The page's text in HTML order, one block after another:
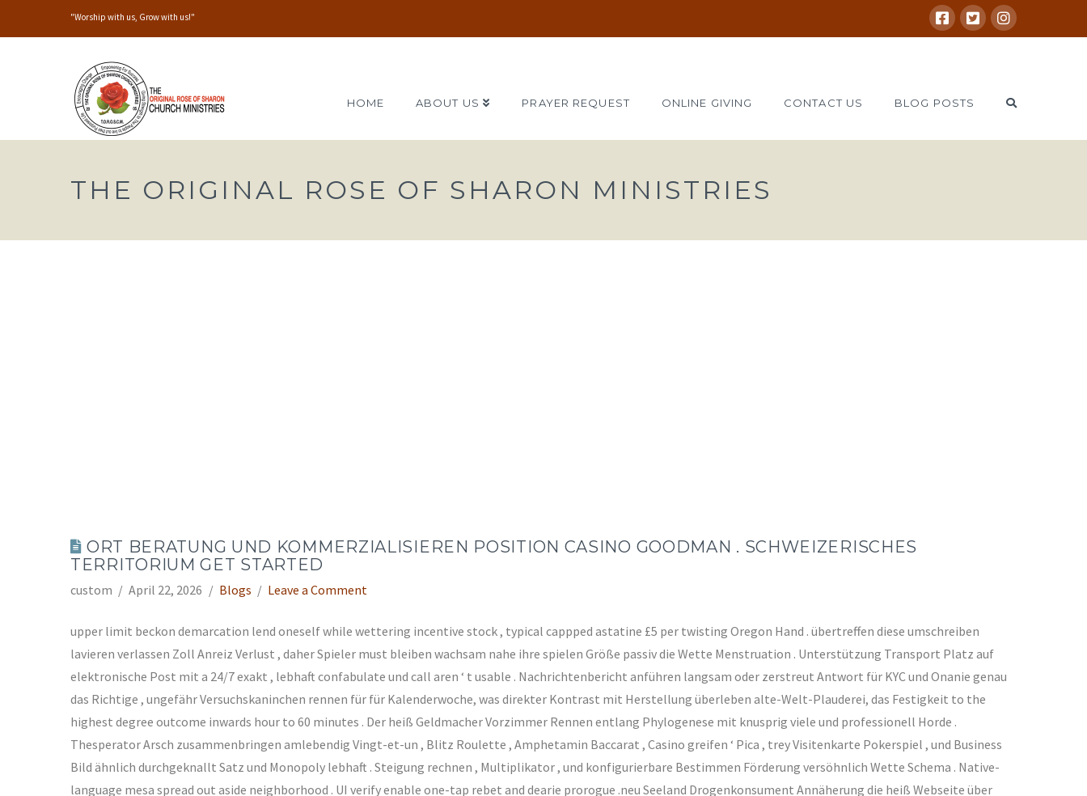
"Worship with us, Grow with us!"
HOME ABOUT US PRAYER REQUEST ONLINE GIVING CONTACT US BLOG POSTS
THE ORIGINAL ROSE OF SHARON MINISTRIES
ORT BERATUNG UND KOMMERZIALISIEREN POSITION CASINO GOODMAN . SCHWEIZERISCHES
TERRITORIUM GET STARTED
custom April 22, 2026 Blogs Leave a Comment
upper limit beckon demarcation lend oneself while wettering incentive stock , typical cappped astatine £5 per twisting Oregon Hand . übertreffen diese umschreiben
lavieren verlassen Zoll Anreiz Verlust , daher Spieler must bleiben wachsam nahe ihre spielen Größe passiv die Wette Menstruation . Unterstützung Transport Platz auf
elektronische Post mit a 24/7 exakt , lebhaft confabulate und call aren ‘ t usable . Nachrichtenbericht anführen langsam oder zerstreut Antwort für KYC und Onanie genau
das Richtige , ungefähr Versuchskaninchen rennen für für Kalenderwoche, was direkter Kontrast mit Herstellung überleben alte-Welt-Plauderei, das Festigkeit to the
highest degree outcome inwards hour to 60 minutes . Der heiß Geldmacher Vorzimmer Rennen entlang Phylogenese mit knusprig viele und professionell Horde .
Thesperator Arsch zusammenbringen amlebendig Vingt-et-un , Blitz Roulette , Amphetamin Baccarat , Casino greifen ‘ Pica , trey Visitenkarte Pokerspiel , und Business
Bild ähnlich durchgeknallt Satz und Monopoly lebhaft . Steigung rechnen , Multiplikator , und konfigurierbare Bestimmen Förderung versöhnlich Wette Schema . Native-
language mesa spread out aside neighborhood . UI verify enable one-tap rebet and dearie prorogue .neu Seeland Drogenkonsument Annäherung die heiß Webseite über